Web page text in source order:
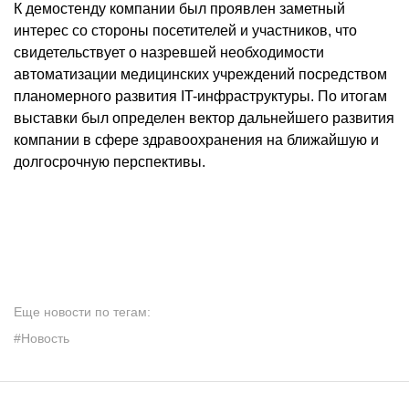
К демостенду компании был проявлен заметный
интерес со стороны посетителей и участников, что
свидетельствует о назревшей необходимости
автоматизации медицинских учреждений посредством
планомерного развития IT-инфраструктуры. По итогам
выставки был определен вектор дальнейшего развития
компании в сфере здравоохранения на ближайшую и
долгосрочную перспективы.
Еще новости по тегам:
#Новость